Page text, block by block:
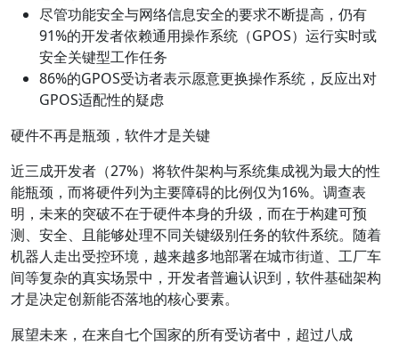
尽管功能安全与网络信息安全的要求不断提高，仍有
91%的开发者依赖通用操作系统（GPOS）运行实时或
安全关键型工作任务
86%的GPOS受访者表示愿意更换操作系统，反应出对
GPOS适配性的疑虑
硬件不再是瓶颈，软件才是关键
近三成开发者（27%）将软件架构与系统集成视为最大的性
能瓶颈，而将硬件列为主要障碍的比例仅为16%。调查表
明，未来的突破不在于硬件本身的升级，而在于构建可预
测、安全、且能够处理不同关键级别任务的软件系统。随着
机器人走出受控环境，越来越多地部署在城市街道、工厂车
间等复杂的真实场景中，开发者普遍认识到，软件基础架构
才是决定创新能否落地的核心要素。
展望未来，在来自七个国家的所有受访者中，超过八成